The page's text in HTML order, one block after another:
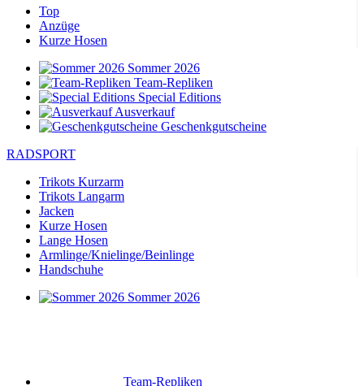
Top
Anzüge
Kurze Hosen
Sommer 2026
Team-Repliken
Special Editions
Ausverkauf
Geschenkgutscheine
RADSPORT
Trikots Kurzarm
Trikots Langarm
Jacken
Kurze Hosen
Lange Hosen
Armlinge/Knielinge/Beinlinge
Handschuhe
Sommer 2026